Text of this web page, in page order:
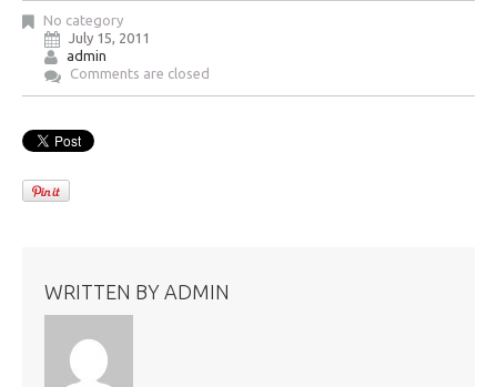
No category
July 15, 2011
admin
Comments are closed
WRITTEN BY ADMIN